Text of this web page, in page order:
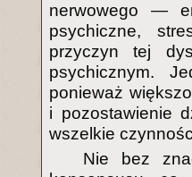
nerwowego —
psychiczne,
przyczyn tej
psychicznym.
ponieważ
i pozostawienie
wszelkie
Nie bez